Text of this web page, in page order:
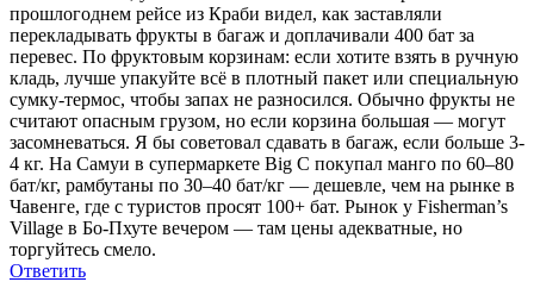
прошлогоднем рейсе из Краби видел, как заставляли
перекладывать фрукты в багаж и доплачивали 400 бат за
перевес. По фруктовым корзинам: если хотите взять в ручную
кладь, лучше упакуйте всё в плотный пакет или специальную
сумку-термос, чтобы запах не разносился. Обычно фрукты не
считают опасным грузом, но если корзина большая — могут
засомневаться. Я бы советовал сдавать в багаж, если больше 3-
4 кг. На Самуи в супермаркете Big C покупал манго по 60–80
бат/кг, рамбутаны по 30–40 бат/кг — дешевле, чем на рынке в
Чавенге, где с туристов просят 100+ бат. Рынок у Fisherman’s
Village в Бо-Пхуте вечером — там цены адекватные, но
торгуйтесь смело.
Ответить